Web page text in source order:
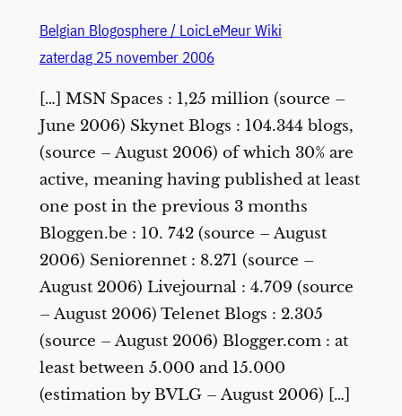
Belgian Blogosphere / LoicLeMeur Wiki
zaterdag 25 november 2006
[…] MSN Spaces : 1,25 million (source –
June 2006) Skynet Blogs : 104.344 blogs,
(source – August 2006) of which 30% are
active, meaning having published at least
one post in the previous 3 months
Bloggen.be : 10. 742 (source – August
2006) Seniorennet : 8.271 (source –
August 2006) Livejournal : 4.709 (source
– August 2006) Telenet Blogs : 2.305
(source – August 2006) Blogger.com : at
least between 5.000 and 15.000
(estimation by BVLG – August 2006) […]